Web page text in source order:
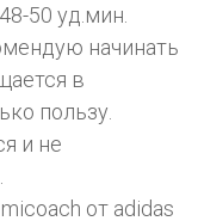
50 уд.мин.
начинать
в
пользу.
и не
от adidas